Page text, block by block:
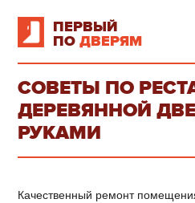
ПЕРВЫЙ
ПО ДВЕРЯМ
СОВЕТЫ ПО
ДЕРЕВЯННОЙ
РУКАМИ
Качественный ремонт